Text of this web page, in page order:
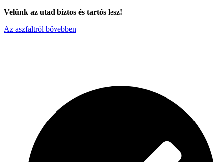
Velünk az utad biztos és tartós lesz!
Az aszfaltról bővebben